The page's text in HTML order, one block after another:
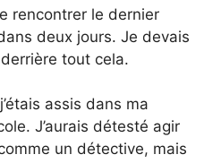
rencontrer le dernier
deux jours. Je devais
tout cela.
assis dans ma
J’aurais détesté agir
un détective, mais